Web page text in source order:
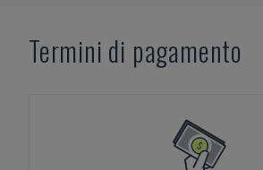
Termini di pagamento